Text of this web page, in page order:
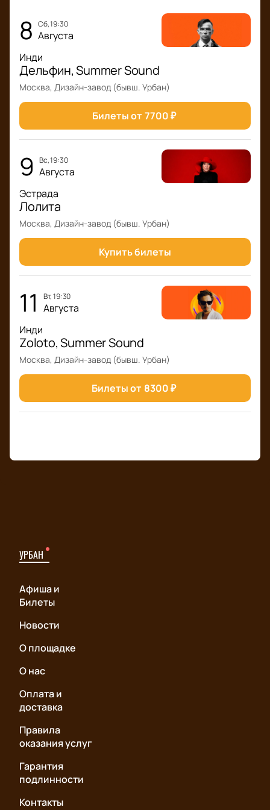
8 сб, 19:30
Августа
Инди
Дельфин, Summer Sound
Москва, Дизайн-завод (бывш. Урбан)
Билеты от 7700₽
9 вс, 19:30
Августа
Эстрада
Лолита
Москва, Дизайн-завод (бывш. Урбан)
Купить билеты
11 вт, 19:30
Августа
Инди
Zoloto, Summer Sound
Москва, Дизайн-завод (бывш. Урбан)
Билеты от 8300₽
УРБАН
Афиша и
Билеты
Новости
О площадке
О нас
Оплата и
доставка
Правила
оказания услуг
Гарантия
подлинности
Контакты